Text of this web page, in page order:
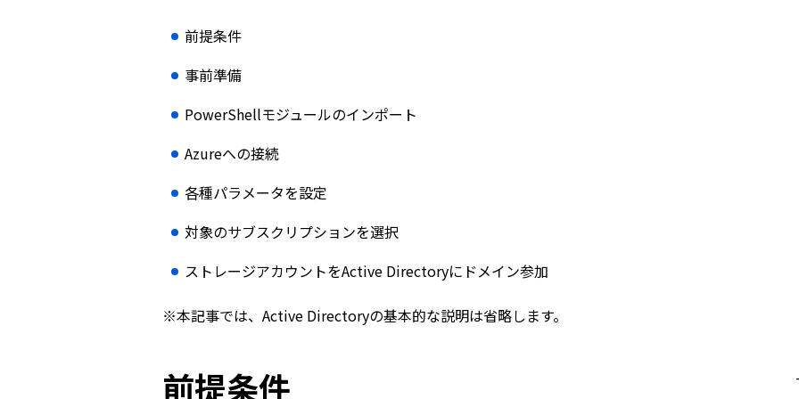
前提条件
事前準備
PowerShellモジュールのインポート
Azureへの接続
各種パラメータを設定
対象のサブスクリプションを選択
ストレージアカウントをActive Directoryにドメイン参加
※本記事では、Active Directoryの基本的な説明は省略します。
前提条件